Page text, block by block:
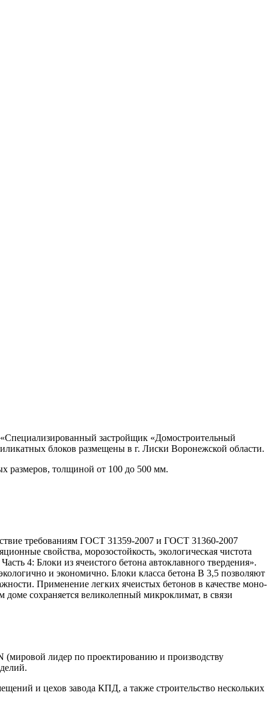
застройщик «Домостроительный
блоков размещены в г. Лиски Воронежской области.
размеров, толщиной от 100 до 500 мм.
требованиям ГОСТ 31359-2007 и ГОСТ 31360-2007
свойства, морозостойкость, экологическая чистота
4: Блоки из ячеистого бетона автоклавного твердения».
и экономично. Блоки класса бетона В 3,5 позволяют
Применение легких ячеистых бетонов в качестве моно­
сохраняется великолепный микроклимат, в связи
лидер по проектированию и производству
и цехов завода КПД, а также строительство нескольких